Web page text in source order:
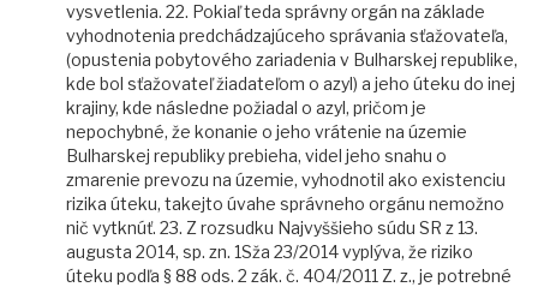
vysvetlenia. 22. Pokiaľ teda správny orgán na základe
vyhodnotenia predchádzajúceho správania sťažovateľa,
(opustenia pobytového zariadenia v Bulharskej republike,
kde bol sťažovateľ žiadateľom o azyl) a jeho úteku do inej
krajiny, kde následne požiadal o azyl, pričom je
nepochybné, že konanie o jeho vrátenie na územie
Bulharskej republiky prebieha, videl jeho snahu o
zmarenie prevozu na územie, vyhodnotil ako existenciu
rizika úteku, takejto úvahe správneho orgánu nemožno
nič vytknúť. 23. Z rozsudku Najvyššieho súdu SR z 13.
augusta 2014, sp. zn. 1Sža 23/2014 vyplýva, že riziko
úteku podľa § 88 ods. 2 zák. č. 404/2011 Z. z., je potrebné